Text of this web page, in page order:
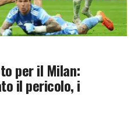
per il Milan:
il pericolo, i